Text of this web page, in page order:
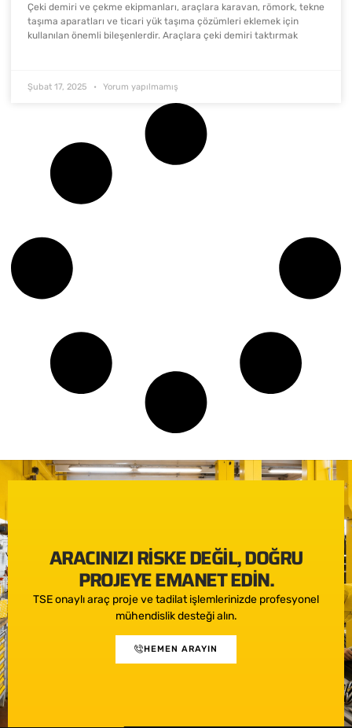
Çeki demiri ve çekme ekipmanları, araçlara karavan, römork, tekne
taşıma aparatları ve ticari yük taşıma çözümleri eklemek için
kullanılan önemli bileşenlerdir. Araçlara çeki demiri taktırmak
Şubat 17, 2025 Yorum yapılmamış
ARACINIZI RISKE DEĞIL, DOĞRU
PROJEYE EMANET EDIN.
TSE onaylı araç proje ve tadilat işlemlerinizde profesyonel
mühendislik desteği alın.
HEMEN ARAYIN